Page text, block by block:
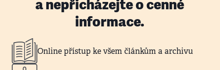
a nepřicházejte o cenné
informace.
Online přístup ke všem článkům a archivu